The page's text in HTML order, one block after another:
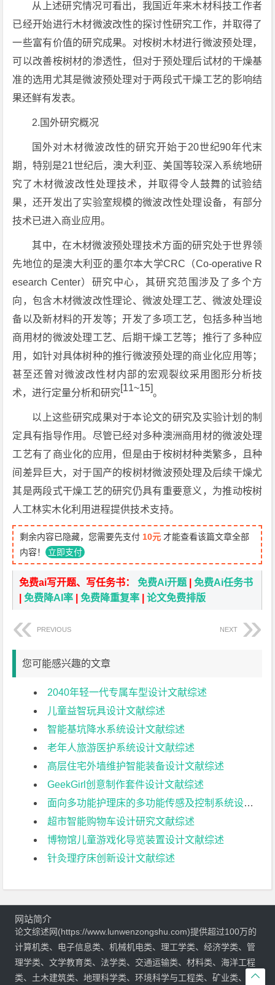
从上述研究情况可看出，我国近年来木材科技工作者
已经开始进行木材微波改性的探讨性研究工作，并取得了
一些富有价值的研究成果。对桉树木材进行微波预处理，
可以改善桉树材的渗透性，但对于预处理后试材的干燥基
准的选用尤其是微波预处理对于两段式干燥工艺的影响结
果还鲜有发表。
2.国外研究概况
国外对木材微波改性的研究开始于20世纪90年代末
期，特别是21世纪后，澳大利亚、美国等较深入系统地研
究了木材微波改性处理技术，并取得令人鼓舞的试验结
果，还开发出了实验室规模的微波改性处理设备，有部分
技术已进入商业应用。
其中，在木材微波预处理技术方面的研究处于世界领
先地位的是澳大利亚的墨尔本大学CRC（Co-operative R
esearch Center）研究中心，其研究范围涉及了多个方
向，包含木材微波改性理论、微波处理工艺、微波处理设
备以及新材料的开发等；开发了多项工艺，包括多种当地
商用材的微波处理工艺、后期干燥工艺等；推行了多种应
用，如针对具体树种的推行微波预处理的商业化应用等；
甚至还曾对微波改性材内部的宏观裂纹采用图形分析技
术，进行定量分析和研究[11~15]。
以上这些研究成果对于本论文的研究及实验计划的制
定具有指导作用。尽管已经对多种澳洲商用材的微波处理
工艺有了商业化的应用，但是由于桉树材种类繁多，且种
间差异巨大，对于国产的桉树材微波预处理及后续干燥尤
其是两段式干燥工艺的研究仍具有重要意义，为推动桉树
人工林实木化利用进程提供技术支持。
剩余内容已隐藏，您需要先支付 10元 才能查看该篇文章全部
内容！ 立即支付
免费ai写开题、写任务书：免费Ai开题 |免费Ai任务书
|免费降AI率 |免费降重复率 |论文免费排版
PREVIOUS NEXT
您可能感兴趣的文章
2040年轻一代专属车型设计文献综述
儿童益智玩具设计文献综述
智能基坑降水系统设计文献综述
老年人旅游医护系统设计文献综述
高层住宅外墙维护智能装备设计文献综述
GeekGirl创意制作套件设计文献综述
面向多功能护理床的多功能传感及控制系统设计文献综述
超市智能购物车设计研究文献综述
博物馆儿童游戏化导览装置设计文献综述
针灸理疗床创新设计文献综述

网站简介
论文综述网(https://www.lunwenzongshu.com)提供超过100万的
计算机类、电子信息类、机械机电类、理工学类、经济学类、管
理学类、文学教育类、法学类、交通运输类、材料类、海洋工程
类、土木建筑类、地理科学类、环境科学与工程类、矿业类、物